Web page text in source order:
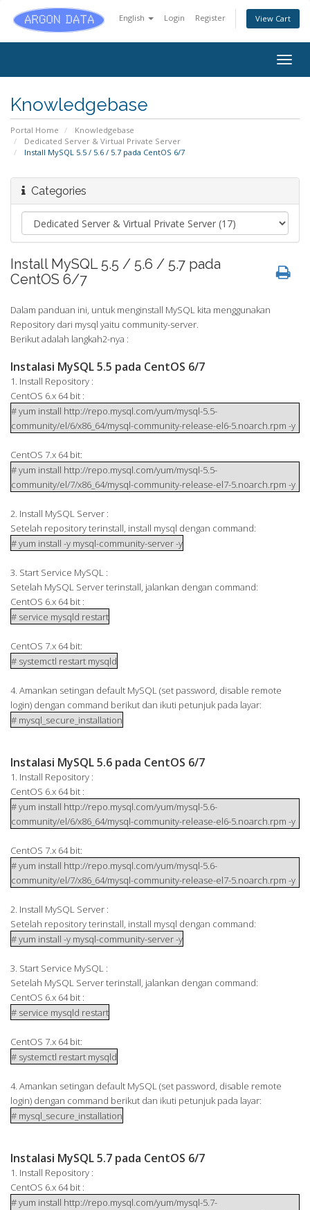
English Login Register View Cart
Knowledgebase
Portal Home
Knowledgebase
Dedicated Server & Virtual Private Server
Install MySQL 5.5 / 5.6 / 5.7 pada CentOS 6/7
Categories
Install MySQL 5.5 / 5.6 / 5.7 pada
CentOS 6/7
Dalam panduan ini, untuk menginstall MySQL kita menggunakan
Repository dari mysql yaitu community-server.
Berikut adalah langkah2-nya :
Instalasi MySQL 5.5 pada CentOS 6/7
1. Install Repository :
CentOS 6.x 64 bit :
# yum install http://repo.mysql.com/yum/mysql-5.5-
community/el/6/x86_64/mysql-community-release-el6-5.noarch.rpm -y
CentOS 7.x 64 bit:
# yum install http://repo.mysql.com/yum/mysql-5.5-
community/el/7/x86_64/mysql-community-release-el7-5.noarch.rpm -y
2. Install MySQL Server :
Setelah repository terinstall, install mysql dengan command:
# yum install -y mysql-community-server -y
3. Start Service MySQL :
Setelah MySQL Server terinstall, jalankan dengan command:
CentOS 6.x 64 bit :
# service mysqld restart
CentOS 7.x 64 bit:
# systemctl restart mysqld
4. Amankan setingan default MySQL (set password, disable remote
login) dengan command berikut dan ikuti petunjuk pada layar:
# mysql_secure_installation
Instalasi MySQL 5.6 pada CentOS 6/7
1. Install Repository :
CentOS 6.x 64 bit :
# yum install http://repo.mysql.com/yum/mysql-5.6-
community/el/6/x86_64/mysql-community-release-el6-5.noarch.rpm -y
CentOS 7.x 64 bit:
# yum install http://repo.mysql.com/yum/mysql-5.6-
community/el/7/x86_64/mysql-community-release-el7-5.noarch.rpm -y
2. Install MySQL Server :
Setelah repository terinstall, install mysql dengan command:
# yum install -y mysql-community-server -y
3. Start Service MySQL :
Setelah MySQL Server terinstall, jalankan dengan command:
CentOS 6.x 64 bit :
# service mysqld restart
CentOS 7.x 64 bit:
# systemctl restart mysqld
4. Amankan setingan default MySQL (set password, disable remote
login) dengan command berikut dan ikuti petunjuk pada layar:
# mysql_secure_installation
Instalasi MySQL 5.7 pada CentOS 6/7
1. Install Repository :
CentOS 6.x 64 bit :
# yum install http://repo.mysql.com/yum/mysql-5.7-